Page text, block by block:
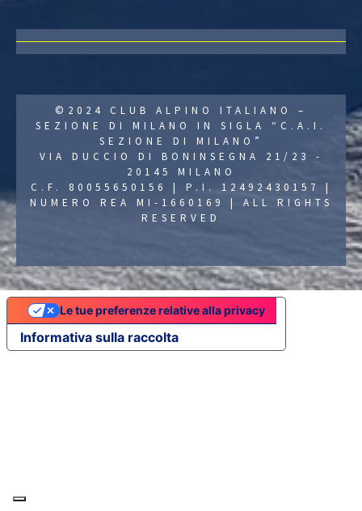
©2024 CLUB ALPINO ITALIANO –
SEZIONE DI MILANO IN SIGLA “C.A.I.
SEZIONE DI MILANO”
VIA DUCCIO DI BONINSEGNA 21/23 -
20145 MILANO
C.F. 80055650156 | P.I. 12492430157 |
NUMERO REA MI-1660169 | ALL RIGHTS
RESERVED
Informativa sulla raccolta
Le tue preferenze relative alla privacy